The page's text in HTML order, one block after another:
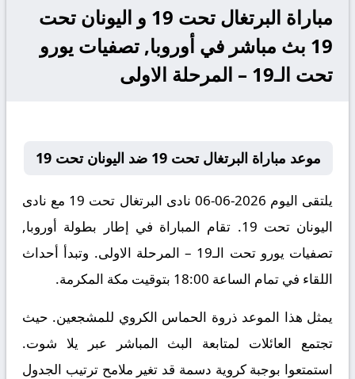
مباراة البرتغال تحت 19 و اليونان تحت
19 بث مباشر في أوروبا, تصفيات يورو
تحت الـ19 – المرحلة الاولى
موعد مباراة البرتغال تحت 19 ضد اليونان تحت 19
يلتقى اليوم 2026-06-06 نادى البرتغال تحت 19 مع نادى
اليونان تحت 19. تقام المباراة في إطار بطولة أوروبا,
تصفيات يورو تحت الـ19 – المرحلة الاولى. وتبدأ أحداث
اللقاء في تمام الساعة 18:00 بتوقيت مكة المكرمة.
يمثل هذا الموعد ذروة الحماس الكروي للمشجعين. حيث
تجتمع العائلات لمتابعة البث المباشر عبر يلا شوت.
استمتعوا بوجبة كروية دسمة قد تغير ملامح ترتيب الجدول